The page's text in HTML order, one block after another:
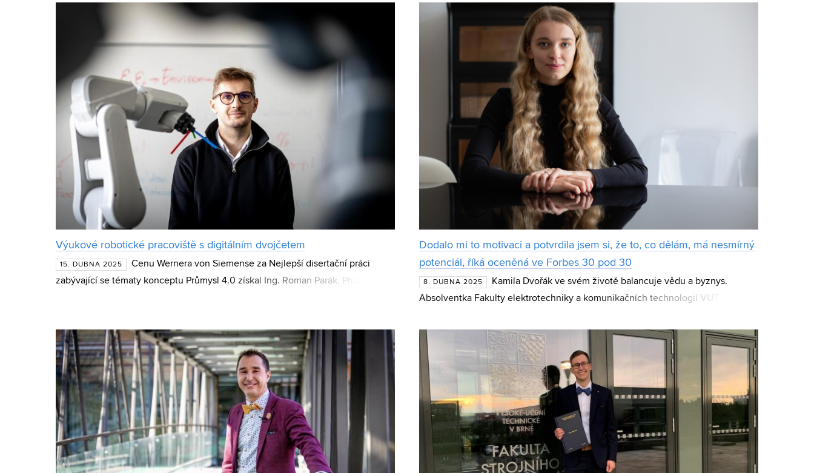
Výukové robotické pracoviště s digitálním dvojčetem
15. DUBNA 2025
Cenu Wernera von Siemense za Nejlepší disertační práci
zabývající se tématy konceptu Průmysl 4.0 získal Ing. Roman Parák, Ph.D., z
Dodalo mi to motivaci a potvrdila jsem si, že to, co dělám, má nesmírný
potenciál, říká oceněná ve Forbes 30 pod 30
8. DUBNA 2025
Kamila Dvořák ve svém životě balancuje vědu a byznys.
Absolventka Fakulty elektrotechniky a komunikačních technologií VUT se po